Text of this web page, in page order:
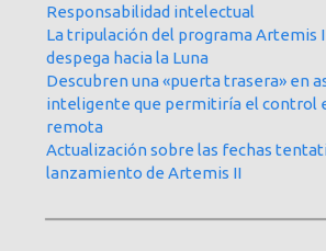
Responsabilidad intelectual
La tripulación del programa Artemis
despega hacia la Luna
Descubren una «puerta trasera» en
inteligente que permitiría el control
remota
Actualización sobre las fechas
lanzamiento de Artemis II